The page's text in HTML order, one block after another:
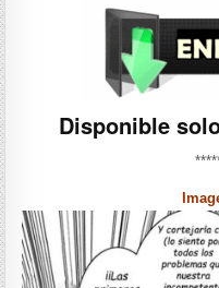
Disponible